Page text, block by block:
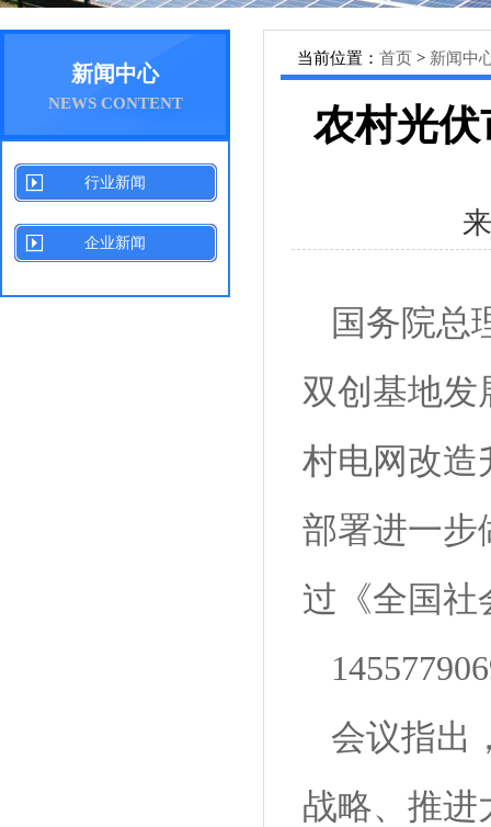
新闻中心
NEWS CONTENT
行业新闻
企业新闻
当前位置： 首页 > 新闻中
农村光伏
国务院总
双创基地发
村电网改造
部署进一步
过《全国社
会议指出
战略、推进